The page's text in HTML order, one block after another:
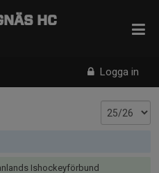
Logga in
HC
Ishockeyförbund